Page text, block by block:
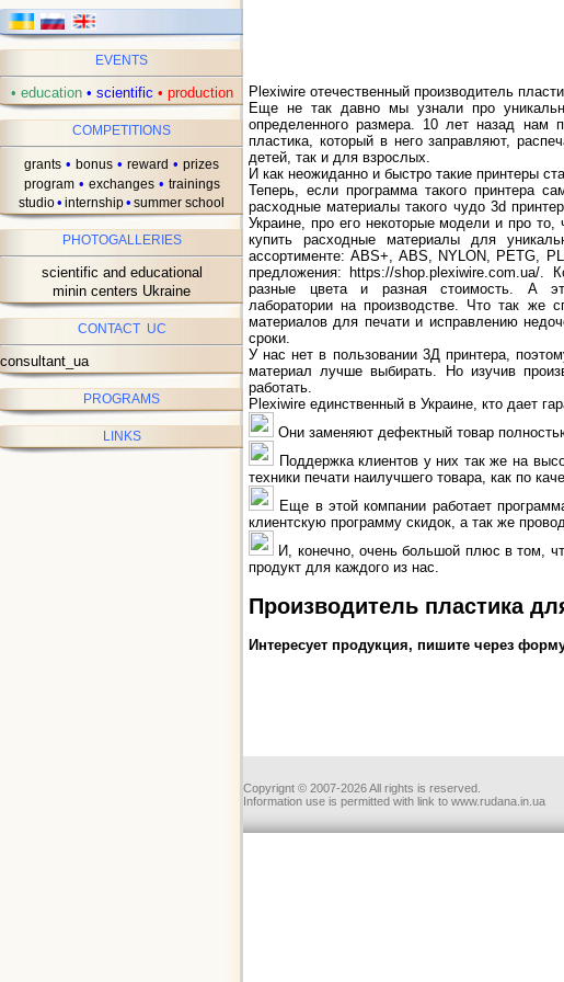
EVENTS
• education • scientific • production
COMPETITIONS
grants • bonus • reward • prizes
program • exchanges • trainings
studio• internship• summer school
PHOTOGALLERIES
scientific and educational
minin centers Ukraine
CONTACT UC
consultant_ua
PROGRAMS
LINKS
Plexiwire отечественный производитель
Еще не так давно мы узнали про
определенного размера. 10 лет назад нам
пластика, который в него заправляют,
детей, так и для взрослых.
И как неожиданно и быстро такие принтеры
Теперь, если программа такого принтера
расходные материалы такого чудо 3d
Украине, про его некоторые модели и про
купить расходные материалы для
ассортименте: ABS+, ABS, NYLON, PETG,
предложения: https://shop.plexiwire.com.ua/.
разные цвета и разная стоимость. А
лаборатории на производстве. Что так же
материалов для печати и исправлению
сроки.
У нас нет в пользовании 3Д принтера,
материал лучше выбирать. Но изучив
работать.
Plexiwire единственный в Украине, кто дает
Они заменяют дефектный товар
Поддержка клиентов у них так же на
техники печати наилучшего товара, как по
Еще в этой компании работает
клиентскую программу скидок, а так же
И, конечно, очень большой плюс в том,
продукт для каждого из нас.
Производитель пластика
Интересует продукция, пишите через
Copyrignt © 2007-2026 All rights is reserved.
Information use is permitted with link to www.rudana.in.ua